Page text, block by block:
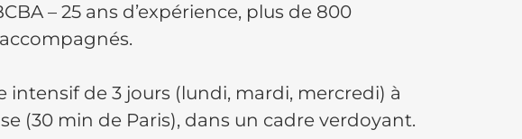
– 25 ans d’expérience, plus de 800
intensif de 3 jours (lundi, mardi, mercredi) à
(30 min de Paris), dans un cadre verdoyant.